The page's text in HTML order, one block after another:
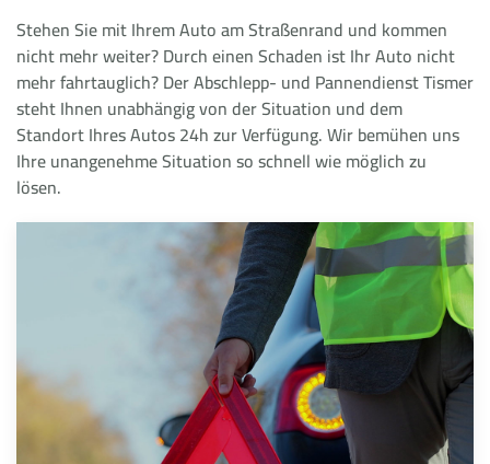
Stehen Sie mit Ihrem Auto am Straßenrand und kommen
nicht mehr weiter? Durch einen Schaden ist Ihr Auto nicht
mehr fahrtauglich? Der Abschlepp- und Pannendienst Tismer
steht Ihnen unabhängig von der Situation und dem
Standort Ihres Autos 24h zur Verfügung. Wir bemühen uns
Ihre unangenehme Situation so schnell wie möglich zu
lösen.